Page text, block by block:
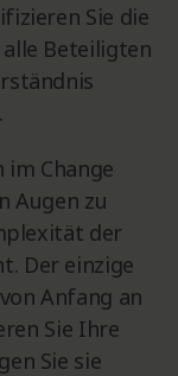
Sie die
Beteiligten
im Change
Augen zu
der
Der einzige
Anfang an
Sie Ihre
Sie sie